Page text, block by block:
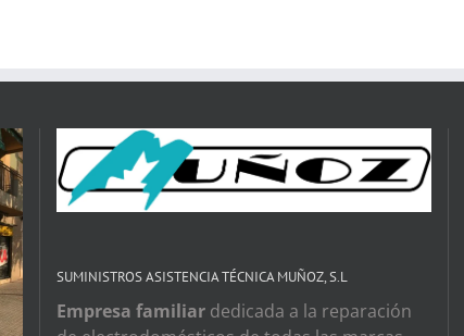
SUMINISTROS ASISTENCIA TÉCNICA MUÑOZ, S.L
Empresa familiardedicada a la reparación